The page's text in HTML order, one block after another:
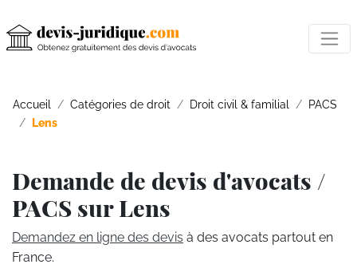
Accueil Catégories de droit Droit civil & familial
PACS
Lens
Demande de devis d'avocats /
PACS sur Lens
Demandez en ligne des devis à des avocats partout en
France.